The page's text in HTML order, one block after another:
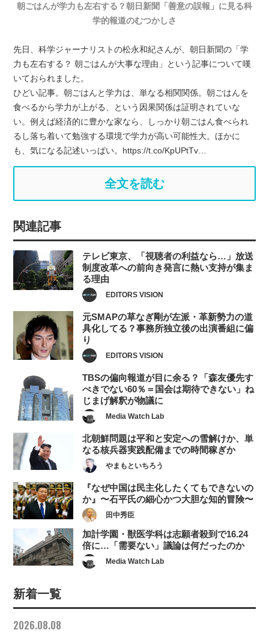
朝ごはんが学力も左右する？朝日新聞「善意の誤報」に見る科
学的報道のむつかしさ
先日、科学ジャーナリストの松永和紀さんが、朝日新聞の「学
力も左右する？ 朝ごはんが大事な理由」という記事について嘆
いておられました。
ひどい記事。朝ごはんと学力は、単なる相関関係。朝ごはんを
食べるから学力が上がる、という因果関係は証明されていな
い。例えば経済的に豊かな家なら、しっかり朝ごはん食べられ
るし落ち着いて勉強する環境で学力が高い可能性大。ほかに
も、気になる記述いっぱい。https://t.co/KpUPtTv…
全文を読む
関連記事
テレビ東京、「視聴者の利益なら…」放送
制度改革への前向き発言に熱い支持が集ま
る理由
EDITORS VISION
元SMAPの草なぎ剛が左派・革新勢力の道
具化してる？事務所独立後の出演番組に偏
り
EDITORS VISION
TBSの偏向報道が目に余る？「森友優先す
べきでない60％＝国会は期待できない」ね
じまげ解釈が物議に
Media Watch Lab
北朝鮮問題は平和と安定への雪解けか、単
なる核兵器実践配備までの時間稼ぎか
やまもといちろう
『なぜ中国は民主化したくてもできないの
か』〜石平氏の細心かつ大胆な知的冒険〜
田中秀臣
加計学園・獣医学科は志願者殺到で16.24
倍に…「需要ない」議論は何だったのか
Media Watch Lab
新着一覧
2026.08.08